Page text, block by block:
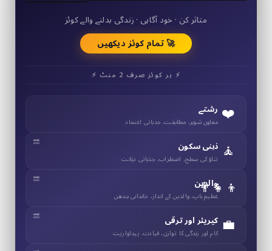
50+ مختصر کوئز
متاثر کن · خود آگاہی · زندگی بدلنے والے کوئز
🚀 تمام کوئز دیکھیں
⚡ ہر کوئز صرف 2 منٹ ⚡
❤️ رشتے
معاون شوہر، مطابقت، جذباتی اعتماد
🧘 ذہنی سکون
تناؤ کی سطح، اضطراب، جذباتی ذہانت
👨‍👧‍👦
والدین
عظیم باپ، والدین کے انداز، خاندانی بندھن
💼 کیریئر اور ترقی
کام اور زندگی کا توازن، قیادت، پیداواریت